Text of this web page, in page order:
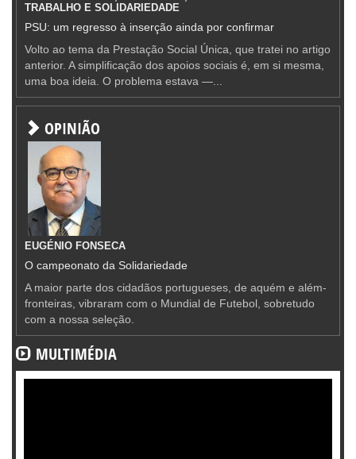
TRABALHO E SOLIDARIEDADE
PSU: um regresso à inserção ainda por confirmar
Volto ao tema da Prestação Social Única, que tratei no artigo
anterior. A simplificação dos apoios sociais é, em si mesma,
uma boa ideia. O problema estava —...
OPINIÃO
EUGÉNIO FONSECA
O campeonato da Solidariedade
A maior parte dos cidadãos portugueses, de aquém e além-
fronteiras, vibraram com o Mundial de Futebol, sobretudo
com a nossa seleção.
MULTIMÉDIA